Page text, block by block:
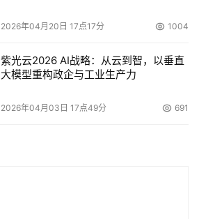
2026年04月20日 17点17分 1004
紫光云2026 AI战略：从云到智，以垂直
大模型重构政企与工业生产力
2026年04月03日 17点49分 691